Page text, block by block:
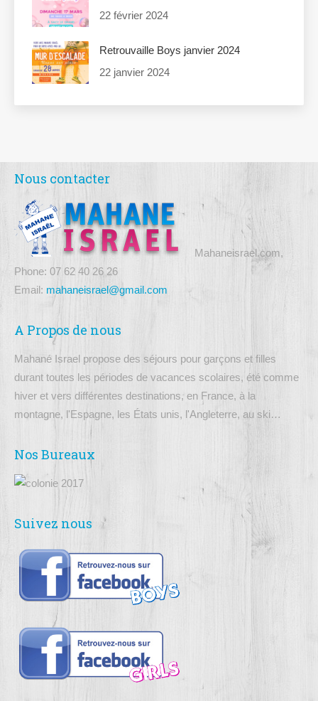
22 février 2024
Retrouvaille Boys janvier 2024
22 janvier 2024
Nous contacter
Mahaneisrael.com,
Phone: 07 62 40 26 26
Email: mahaneisrael@gmail.com
A Propos de nous
Mahané Israel propose des séjours pour garçons et filles
durant toutes les périodes de vacances scolaires, été comme
hiver et vers différentes destinations, en France, à la
montagne, l'Espagne, les États unis, l'Angleterre, au ski…
Nos Bureaux
Suivez nous